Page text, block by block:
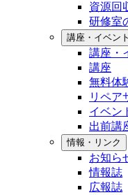
資源回
研修室
講座・イベン
講座・
講座
無料体
リペア
イベン
出前講
情報・リンク
お知ら
情報誌
広報誌